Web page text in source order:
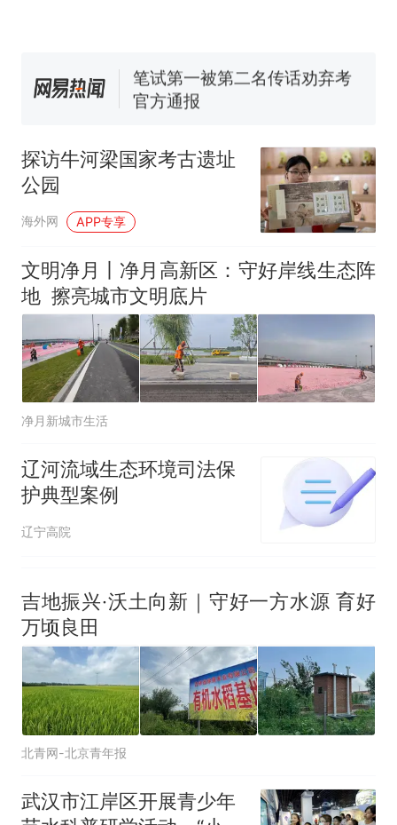
来源：参考消息）
笔试第一被第二名传话劝弃考
官方通报
试前13名均遭淘汰？教育局：
已叫停招聘，成立调查组全面
台风"白海豚"中心附近最大风
力已达15级 最新研判
那个在床头放菜刀的女孩，
人生
探访牛河梁国家考古遗址
公园
海外网 APP专享
文明净月丨净月高新区：守好岸线生态阵
地 擦亮城市文明底片
净月新城市生活
辽河流域生态环境司法保
护典型案例
辽宁高院
吉地振兴·沃土向新｜守好一方水源 育好
万顷良田
北青网-北京青年报
武汉市江岸区开展青少年